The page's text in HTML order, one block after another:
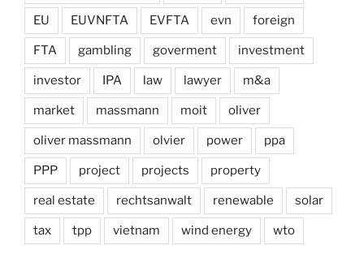
EU EUVNFTA EVFTA evn foreign
FTA gambling goverment investment
investor IPA law lawyer m&a
market massmann moit oliver
oliver massmann olvier power ppa
PPP project projects property
real estate rechtsanwalt renewable solar
tax tpp vietnam wind energy wto